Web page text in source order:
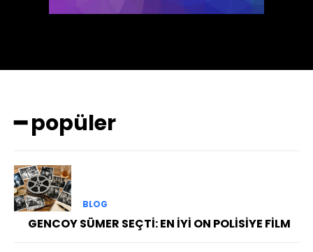
━ popüler
BLOG
GENCOY SÜMER SEÇTİ: EN İYİ ON POLİSİYE FİLM